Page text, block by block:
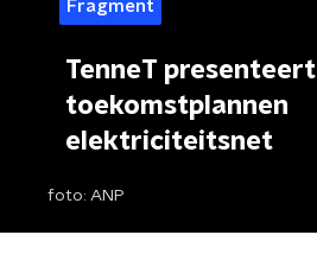
Fragment
TenneT presenteert
toekomstplannen
elektriciteitsnet
foto: ANP